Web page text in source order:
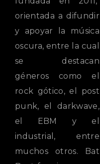
orientada a difundir
y apoyar la música
oscura, entre la cual
se destacan
géneros como el
rock gótico, el post
punk, el darkwave,
el EBM y el
industrial, entre
muchos otros. Bat